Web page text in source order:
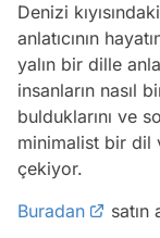
Denizi
anlatıcının
yalın bir dille
insanların nasıl
bulduklarını ve
minimalist bir dil
çekiyor.
Buradan
satın